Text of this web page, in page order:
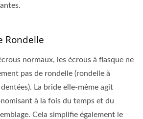
Rondelle
normaux, les écrous à flasque ne
pas de rondelle (rondelle à
La bride elle-même agit
à la fois du temps et du
Cela simplifie également le